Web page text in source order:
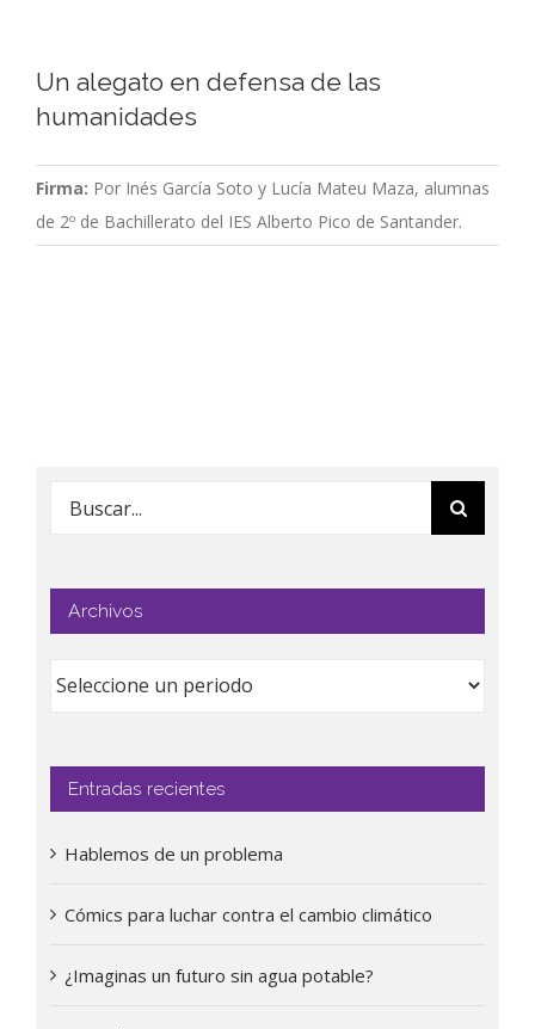
Un alegato en defensa de las
humanidades
Firma: Por Inés García Soto y Lucía Mateu Maza, alumnas
de 2º de Bachillerato del IES Alberto Pico de Santander.
Buscar:
Archivos
Entradas recientes
Hablemos de un problema
Cómics para luchar contra el cambio climático
¿Imaginas un futuro sin agua potable?